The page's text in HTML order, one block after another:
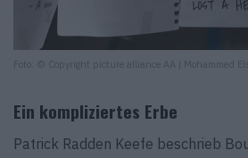
Foto: © Copyright picture alliance AA | Mohammed
Ein kompliziertes Erbe
Patrick Radden Keefe beschrieb